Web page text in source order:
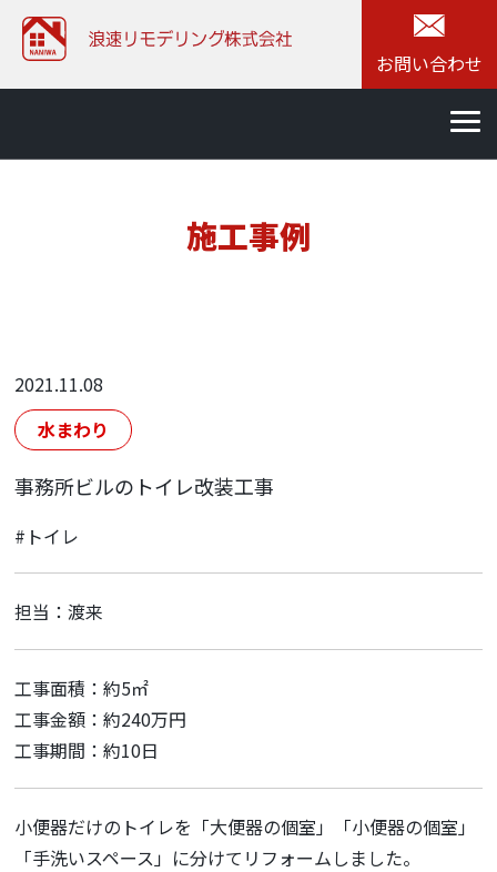
お問い合わせ
施工事例
2021.11.08
水まわり
事務所ビルのトイレ改装工事
#トイレ
担当：渡来
工事面積：約5㎡
工事金額：約240万円
工事期間：約10日
小便器だけのトイレを「大便器の個室」「小便器の個室」
「手洗いスペース」に分けてリフォームしました。